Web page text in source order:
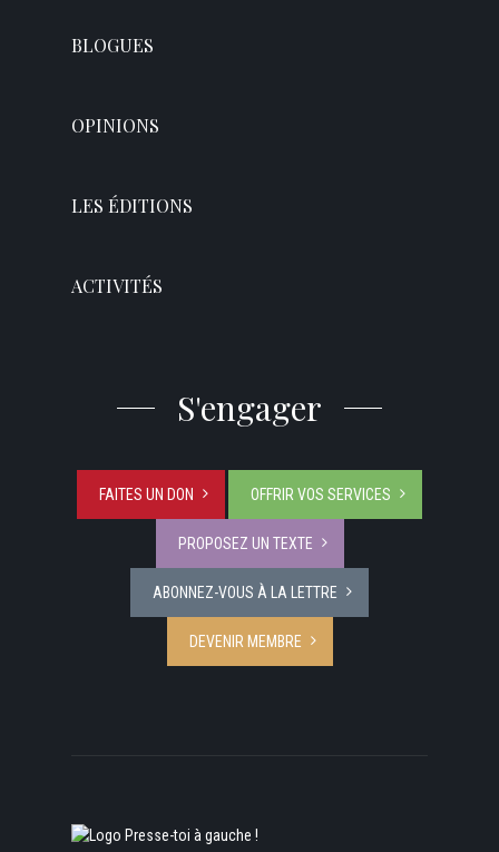
BLOGUES
OPINIONS
LES ÉDITIONS
ACTIVITÉS
S'engager
FAITES UN DON OFFRIR VOS SERVICES
PROPOSEZ UN TEXTE
ABONNEZ-VOUS À LA LETTRE
DEVENIR MEMBRE